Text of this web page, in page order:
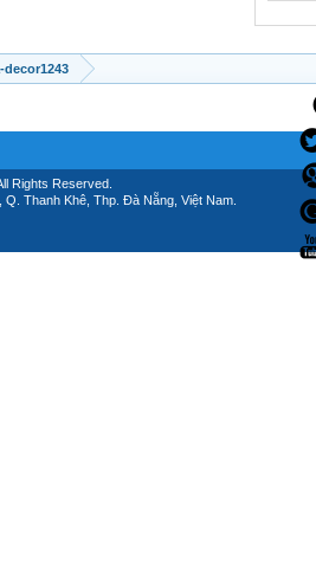
decor1243
Rights Reserved.
Thanh Khê, Thp. Đà Nẵng, Việt Nam.